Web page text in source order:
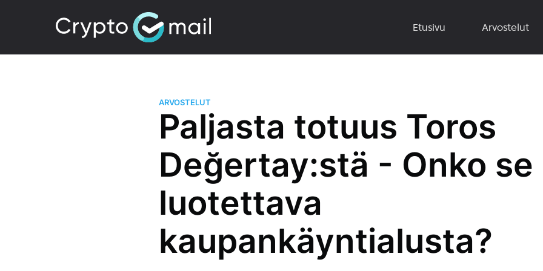
Etusivu Arvostelut
ARVOSTELUT
Paljasta totuus Toros
Değertay:stä - Onko se
luotettava
kaupankäyntialusta?